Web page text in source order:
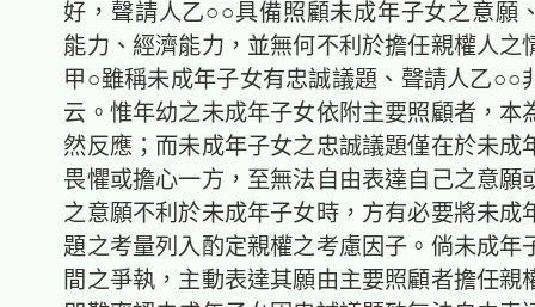
好，聲請人乙○○具備照顧未成年子女之意願
能力、經濟能力，並無何不利於擔任親權人之
甲○雖稱未成年子女有忠誠議題、聲請人乙○○
云。惟年幼之未成年子女依附主要照顧者，本
然反應；而未成年子女之忠誠議題僅在於未成
畏懼或擔心一方，至無法自由表達自己之意願
之意願不利於未成年子女時，方有必要將未成
題之考量列入酌定親權之考慮因子。倘未成年
間之爭執，主動表達其願由主要照顧者擔任親